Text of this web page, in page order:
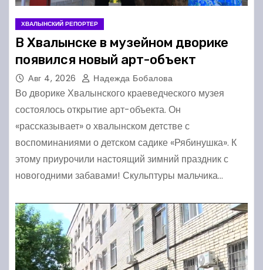
ХВАЛЫНСКИЙ РЕПОРТЕР
В Хвалынске в музейном дворике
появился новый арт-объект
Авг 4, 2026 Надежда Бобалова
Во дворике Хвалынского краеведческого музея
состоялось открытие арт-объекта. Он
«рассказывает» о хвалынском детстве с
воспоминаниями о детском садике «Рябинушка». К
этому приурочили настоящий зимний праздник с
новогодними забавами! Скульптуры мальчика…